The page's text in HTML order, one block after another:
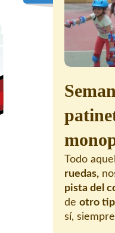
Nuestro
Contacto
Todo
ruedas,
pista del
de otro
sí,